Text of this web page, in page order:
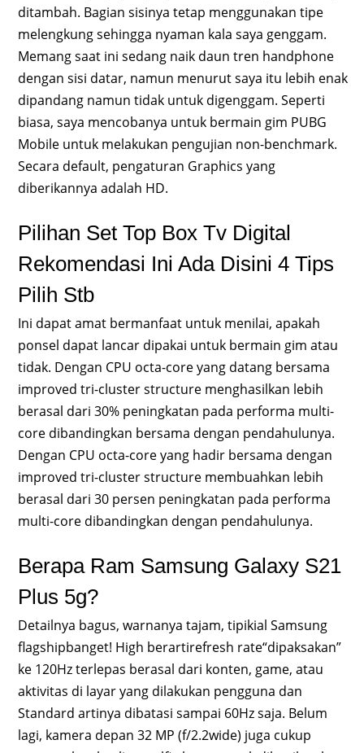
ditambah. Bagian sisinya tetap menggunakan tipe
melengkung sehingga nyaman kala saya genggam.
Memang saat ini sedang naik daun tren handphone
dengan sisi datar, namun menurut saya itu lebih enak
dipandang namun tidak untuk digenggam. Seperti
biasa, saya mencobanya untuk bermain gim PUBG
Mobile untuk melakukan pengujian non-benchmark.
Secara default, pengaturan Graphics yang
diberikannya adalah HD.
Pilihan Set Top Box Tv Digital
Rekomendasi Ini Ada Disini 4 Tips
Pilih Stb
Ini dapat amat bermanfaat untuk menilai, apakah
ponsel dapat lancar dipakai untuk bermain gim atau
tidak. Dengan CPU octa-core yang datang bersama
improved tri-cluster structure menghasilkan lebih
berasal dari 30% peningkatan pada performa multi-
core dibandingkan bersama dengan pendahulunya.
Dengan CPU octa-core yang hadir bersama dengan
improved tri-cluster structure membuahkan lebih
berasal dari 30 persen peningkatan pada performa
multi-core dibandingkan dengan pendahulunya.
Berapa Ram Samsung Galaxy S21
Plus 5g?
Detailnya bagus, warnanya tajam, tipikial Samsung
flagshipbanget! High berartirefresh rate“dipaksakan”
ke 120Hz terlepas berasal dari konten, game, atau
aktivitas di layar yang dilakukan pengguna dan
Standard artinya dibatasi sampai 60Hz saja. Belum
lagi, kamera depan 32 MP (f/2.2wide) juga cukup